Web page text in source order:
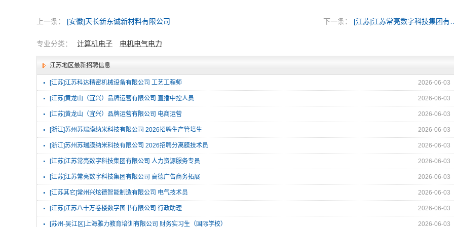
上一条： [安徽]天长新东诚新材料有限公司 下一条： [江苏]江苏常亮
专业分类： 计算机电子 电机电气电力
江苏地区最新招聘信息
2026-06-03
· [江苏]江苏科达精密机械设备有限公司 工艺工程师
2026-06-03
· [江苏]黄龙山（宜兴）品牌运营有限公司 直播中控人员
2026-06-03
· [江苏]黄龙山（宜兴）品牌运营有限公司 电商运营
2026-06-03
· [浙江]苏州苏瑞膜纳米科技有限公司 2026招聘生产管培生
2026-06-03
· [浙江]苏州苏瑞膜纳米科技有限公司 2026招聘分离膜技术员
2026-06-03
· [江苏]江苏常亮数字科技集团有限公司 人力资源服务专员
2026-06-03
· [江苏]江苏常亮数字科技集团有限公司 高德广告商务拓展
2026-06-03
· [江苏其它]常州兴炫德智能制造有限公司 电气技术员
2026-06-03
· [江苏]江苏八十万卷楼数字图书有限公司 行政助理
2026-06-03
· [苏州-吴江区]上海雅力教育培训有限公司 财务实习生（国际学校）